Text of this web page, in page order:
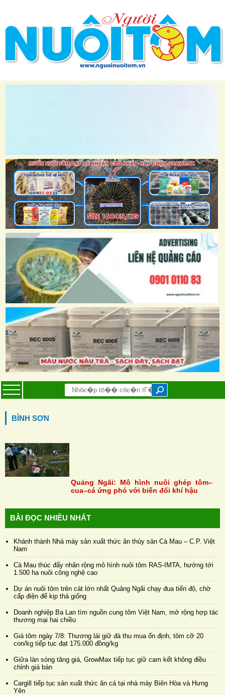
BÌNH SƠN
Quảng Ngãi: Mô hình nuôi ghép tôm–
cua–cá ứng phó với biến đổi khí hậu
BÀI ĐỌC NHIỀU NHẤT
Khánh thành Nhà máy sản xuất thức ăn thủy sản Cà Mau – C.P. Việt
Nam
Cà Mau thúc đẩy nhân rộng mô hình nuôi tôm RAS-IMTA, hướng tới
1.500 ha nuôi công nghệ cao
Dự án nuôi tôm trên cát lớn nhất Quảng Ngãi chạy đua tiến độ, chờ
cấp điện để kịp thả giống
Doanh nghiệp Ba Lan tìm nguồn cung tôm Việt Nam, mở rộng hợp tác
thương mại hai chiều
Giá tôm ngày 7/8: Thương lái giữ đà thu mua ổn định, tôm cỡ 20
con/kg tiếp tục đạt 175.000 đồng/kg
Giữa làn sóng tăng giá, GrowMax tiếp tục giữ cam kết không điều
chỉnh giá bán
Cargill tiếp tục sản xuất thức ăn cá tại nhà máy Biên Hòa và Hưng
Yên